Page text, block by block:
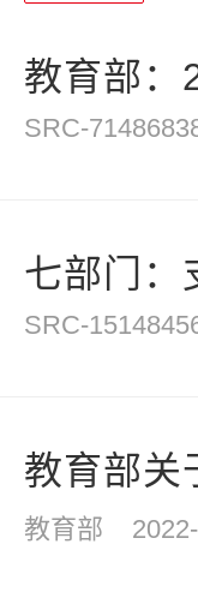
教育部：
SRC-
七部门：
SRC-
教育部关
教育部